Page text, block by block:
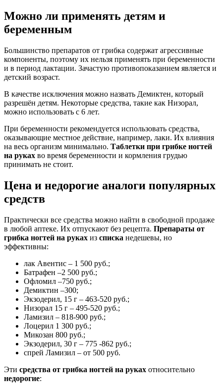
Можно ли применять детям и
беременным
Большинство препаратов от грибка содержат агрессивные
компоненты, поэтому их нельзя применять при беременности
и в период лактации. Зачастую противопоказанием является и
детский возраст.
В качестве исключения можно назвать Демиктен, который
разрешён детям. Некоторые средства, такие как Низорал,
можно использовать с 6 лет.
При беременности рекомендуется использовать средства,
оказывающие местное действие, например, лаки. Их влияния
на весь организм минимально. Таблетки при грибке ногтей
на руках во время беременности и кормления грудью
принимать не стоит.
Цена и недорогие аналоги популярных
средств
Практически все средства можно найти в свободной продаже
в любой аптеке. Их отпускают без рецепта. Препараты от
грибка ногтей на руках из списка недешевы, но
эффективны:
лак Авентис – 1 500 руб.;
Батрафен –2 500 руб.;
Офломил –750 руб.;
Демиктин –300;
Экзодерил, 15 г – 463-520 руб.;
Низорал 15 г – 495-520 руб.;
Ламизил – 818-900 руб.;
Лоцерил 1 300 руб.;
Микозан 800 руб.;
Экзодерил, 30 г – 775 -862 руб.;
спрей Ламизил – от 500 руб.
Эти средства от грибка ногтей на руках относительно
недорогие: